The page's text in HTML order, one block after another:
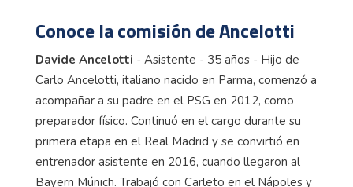
Conoce la comisión de Ancelotti
Davide Ancelotti - Asistente - 35 años - Hijo de
Carlo Ancelotti, italiano nacido en Parma, comenzó a
acompañar a su padre en el PSG en 2012, como
preparador físico. Continuó en el cargo durante su
primera etapa en el Real Madrid y se convirtió en
entrenador asistente en 2016, cuando llegaron al
Bayern Múnich. Trabajó con Carleto en el Nápoles y